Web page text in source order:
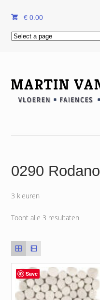
€ 0.00
0290 Rodano
3 kleuren
Toont alle 3 resultaten
Save